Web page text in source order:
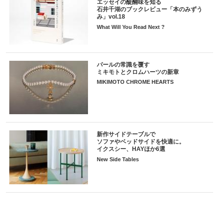
エッセイの醍醐味を知る
石井千湖のブックレビュー「本のみずう
み」vol.18
What Will You Read Next ?
パールの常識を覆す
ミキモトとクロムハーツの新章
MIKIMOTO CHROME HEARTS
新作サイドテーブルで
ソファやベッドサイドを快適に。
イクスシー、HAYほか6選
New Side Tables